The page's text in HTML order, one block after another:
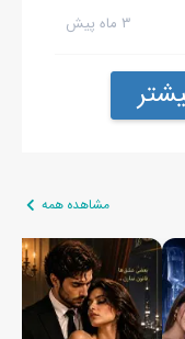
۳ ماه پیش
مشاهده همه